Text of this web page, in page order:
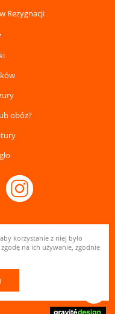
korzystanie z niej było
na ich używanie, zgodnie
Rezygnacji
obóz?
na Mazurach 2026